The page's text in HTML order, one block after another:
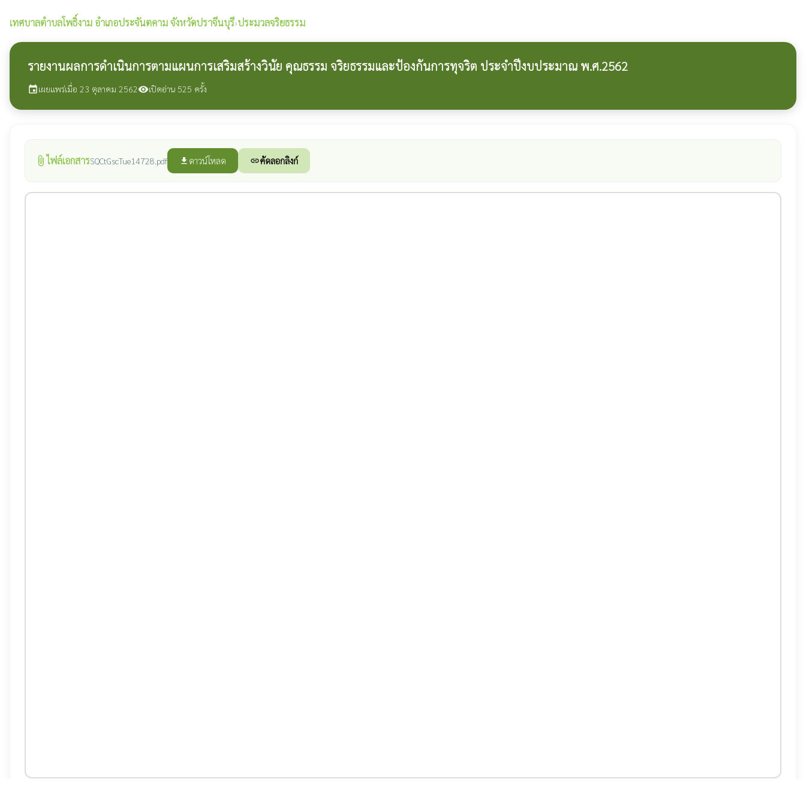
เทศบาลตำบลโพธิ์งาม อำเภอประจันตคาม จังหวัดปราจีนบุรี›ประมวลจริยธรรม
รายงานผลการดำเนินการตามแผนการเสริมสร้างวินัย คุณธรรม จริยธรรมและป้องกันการทุจริต ประจำปีงบประมาณ พ.ศ.2562
eventเผยแพร่เมื่อ 23 ตุลาคม 2562visibilityเปิดอ่าน 525 ครั้ง
attach_file ไฟล์เอกสารSQCtGscTue14728.pdf file_download ดาวน์โหลด linkคัดลอกลิงก์